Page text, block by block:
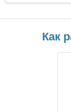
Как